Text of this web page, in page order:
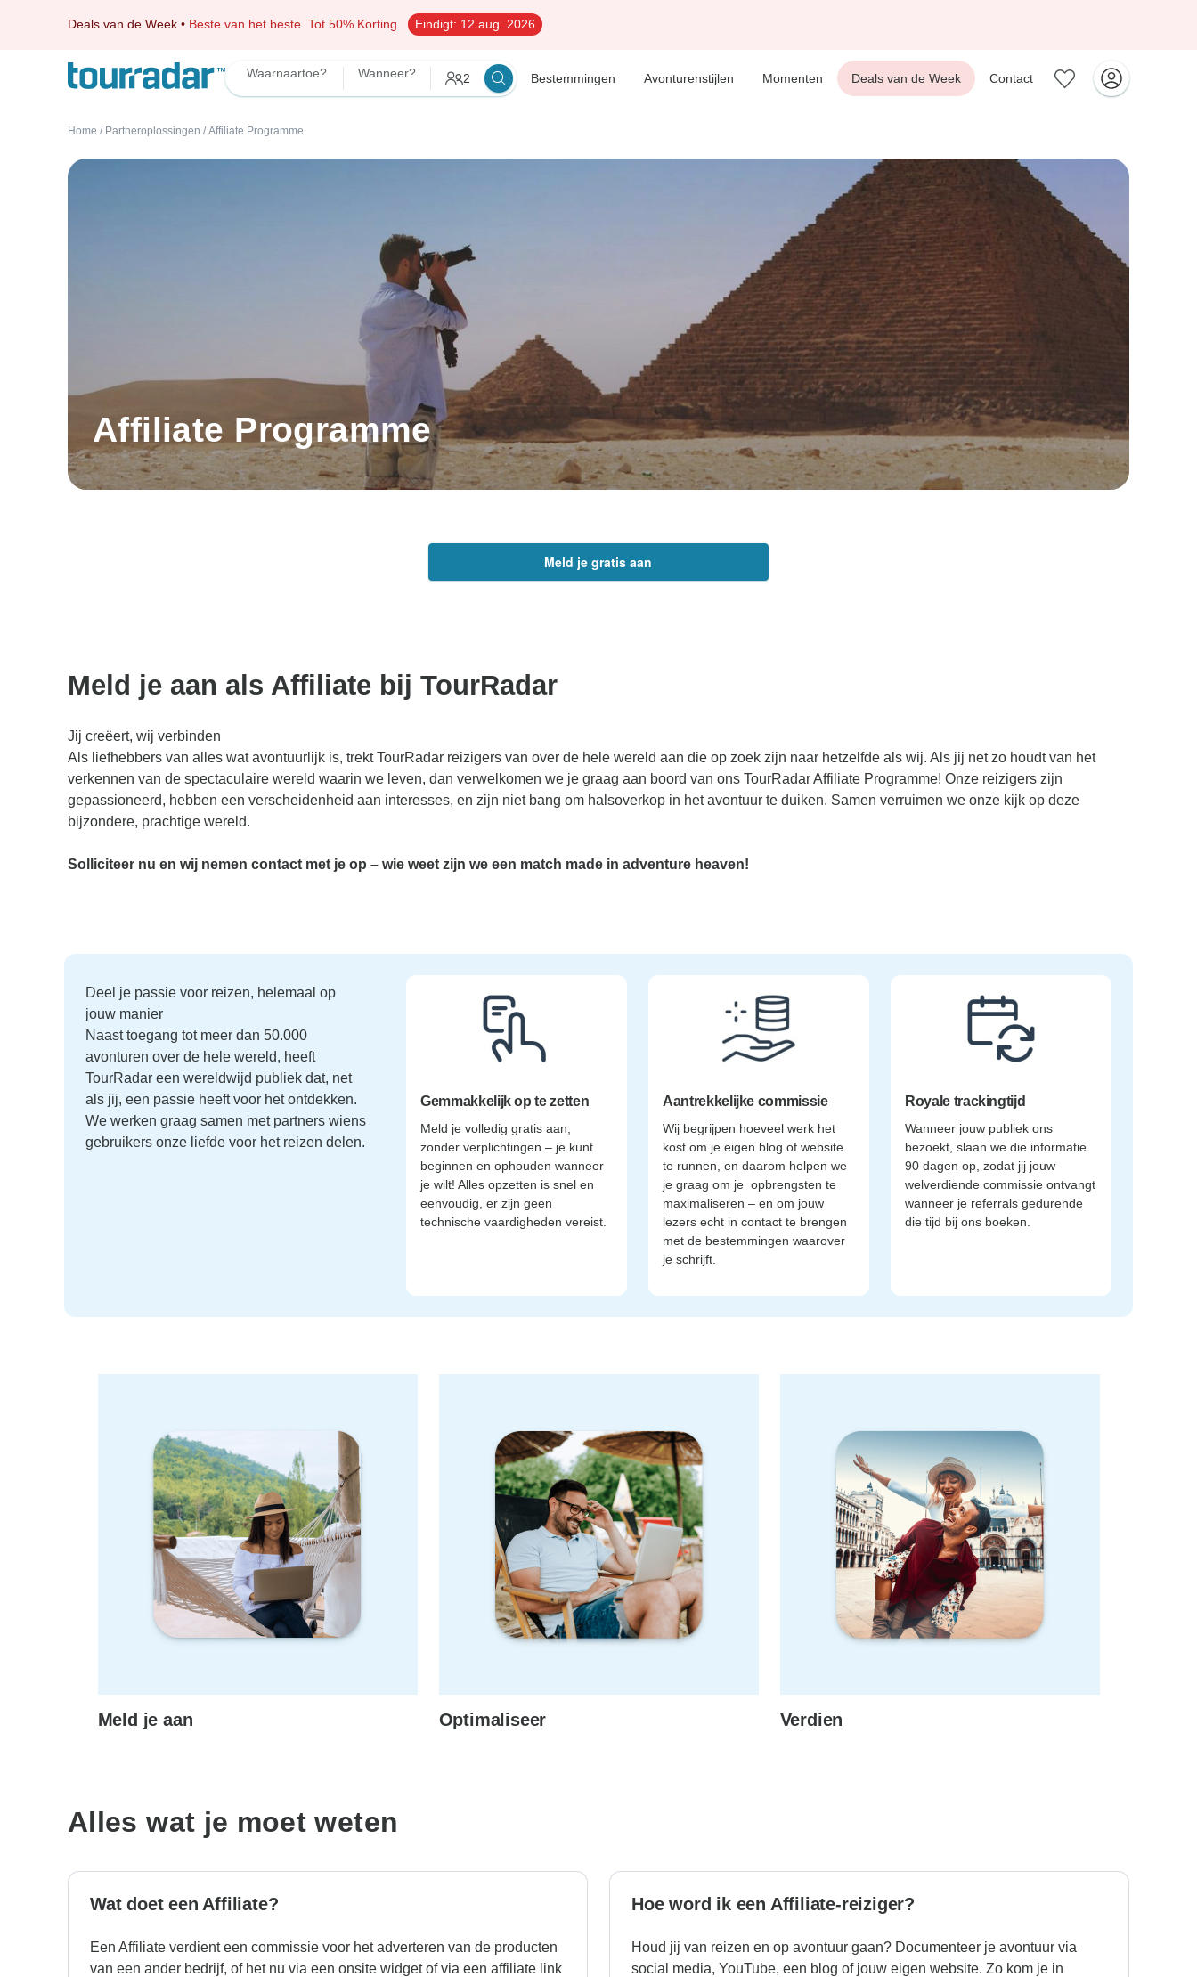
Deals van de Week • Beste van het beste Tot 50% Korting Eindigt: 12 aug. 2026
Waarnaartoe? Wanneer? 2 Bestemmingen Avonturenstijlen Momenten Deals van de Week Contact
Home / Partneroplossingen / Affiliate Programme
Affiliate Programme
Meld je gratis aan
Meld je aan als Affiliate bij TourRadar
Jij creëert, wij verbinden
Als liefhebbers van alles wat avontuurlijk is, trekt TourRadar reizigers van over de hele wereld aan die op zoek zijn naar hetzelfde als wij. Als jij net zo houdt van het
verkennen van de spectaculaire wereld waarin we leven, dan verwelkomen we je graag aan boord van ons TourRadar Affiliate Programme! Onze reizigers zijn
gepassioneerd, hebben een verscheidenheid aan interesses, en zijn niet bang om halsoverkop in het avontuur te duiken. Samen verruimen we onze kijk op deze
bijzondere, prachtige wereld.
Solliciteer nu en wij nemen contact met je op – wie weet zijn we een match made in adventure heaven!
Deel je passie voor reizen, helemaal op
jouw manier
Naast toegang tot meer dan 50.000
avonturen over de hele wereld, heeft
TourRadar een wereldwijd publiek dat, net
als jij, een passie heeft voor het ontdekken.
We werken graag samen met partners wiens
gebruikers onze liefde voor het reizen delen.
Gemmakkelijk op te zetten
Meld je volledig gratis aan,
zonder verplichtingen – je kunt
beginnen en ophouden wanneer
je wilt! Alles opzetten is snel en
eenvoudig, er zijn geen
technische vaardigheden vereist.
Aantrekkelijke commissie
Wij begrijpen hoeveel werk het
kost om je eigen blog of website
te runnen, en daarom helpen we
je graag om je opbrengsten te
maximaliseren – en om jouw
lezers echt in contact te brengen
met de bestemmingen waarover
je schrijft.
Royale trackingtijd
Wanneer jouw publiek ons
bezoekt, slaan we die informatie
90 dagen op, zodat jij jouw
welverdiende commissie ontvangt
wanneer je referrals gedurende
die tijd bij ons boeken.
Meld je aan Optimaliseer Verdien
Alles wat je moet weten
Wat doet een Affiliate?
Een Affiliate verdient een commissie voor het adverteren van de producten
van een ander bedrijf, of het nu via een onsite widget of via een affiliate link
Hoe word ik een Affiliate-reiziger?
Houd jij van reizen en op avontuur gaan? Documenteer je avontuur via
social media, YouTube, een blog of jouw eigen website. Zo kom je in